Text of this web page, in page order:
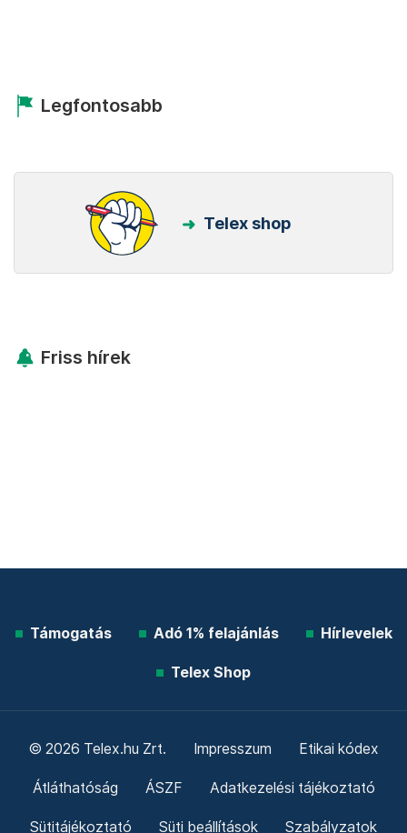
Legfontosabb
Telex shop
Friss hírek
Támogatás Adó 1% felajánlás Hírlevelek
Telex Shop
© 2026 Telex.hu Zrt. Impresszum Etikai kódex
Átláthatóság ÁSZF Adatkezelési tájékoztató
Sütitájékoztató Süti beállítások Szabályzatok